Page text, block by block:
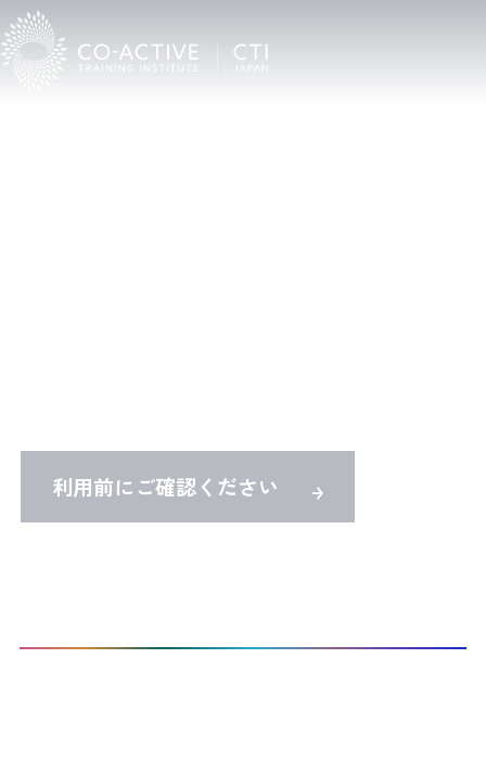
利用前にご確認ください